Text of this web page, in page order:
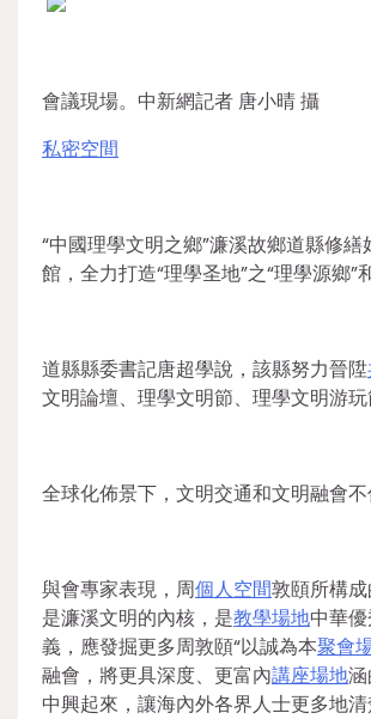
會議現場。中新網記者 唐小晴 攝
私密空間
“中國理學文明之鄉”濂溪故鄉道縣修
館，全力打造“理學圣地”之“理學源鄉”
道縣縣委書記唐超學說，該縣努力晉陞
文明論壇、理學文明節、理學文明游
全球化佈景下，文明交通和文明融會
與會專家表現，周個人空間敦頤所構
是濂溪文明的內核，是教學場地中華
義，應發掘更多周敦頤“以誠為本聚會
融會，將更具深度、更富內講座場地
中興起來，讓海內外各界人士更多地